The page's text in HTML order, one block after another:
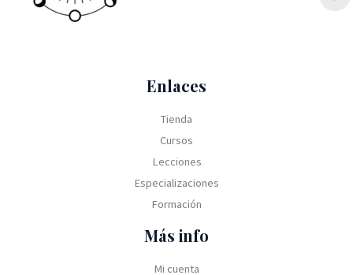
Enlaces
Tienda
Cursos
Lecciones
Especializaciones
Formación
Más info
Mi cuenta